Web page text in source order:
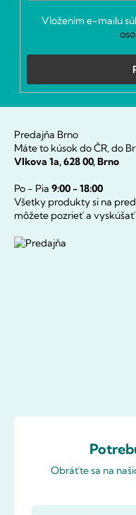
Vložením e-mailu
Predajňa Brno
Máte to kúsok do ČR, do
Vlkova 1a, 628 00, Brno
Po - Pia 9:00 - 18:00
Všetky produkty si na
môžete pozrieť a
Obráťte sa na